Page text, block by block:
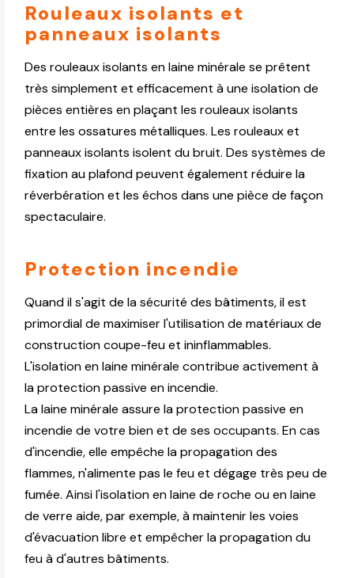
Rouleaux isolants et
panneaux isolants
Des rouleaux isolants en laine minérale se prêtent
très simplement et efficacement à une isolation de
pièces entières en plaçant les rouleaux isolants
entre les ossatures métalliques. Les rouleaux et
panneaux isolants isolent du bruit. Des systèmes de
fixation au plafond peuvent également réduire la
réverbération et les échos dans une pièce de façon
spectaculaire.
Protection incendie
Quand il s'agit de la sécurité des bâtiments, il est
primordial de maximiser l'utilisation de matériaux de
construction coupe-feu et ininflammables.
L'isolation en laine minérale contribue activement à
la protection passive en incendie.
La laine minérale assure la protection passive en
incendie de votre bien et de ses occupants. En cas
d'incendie, elle empêche la propagation des
flammes, n'alimente pas le feu et dégage très peu de
fumée. Ainsi l'isolation en laine de roche ou en laine
de verre aide, par exemple, à maintenir les voies
d'évacuation libre et empêcher la propagation du
feu à d'autres bâtiments.